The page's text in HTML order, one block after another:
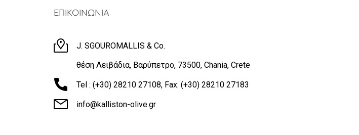
ΕΠΙΚΟΙΝΩΝΙΑ
J. SGOUROMALLIS & Co.
θέση Λειβάδια, Βαρύπετρο, 73500, Chania, Crete
Tel : (+30) 28210 27108, Fax: (+30) 28210 27183
info@kalliston-olive.gr